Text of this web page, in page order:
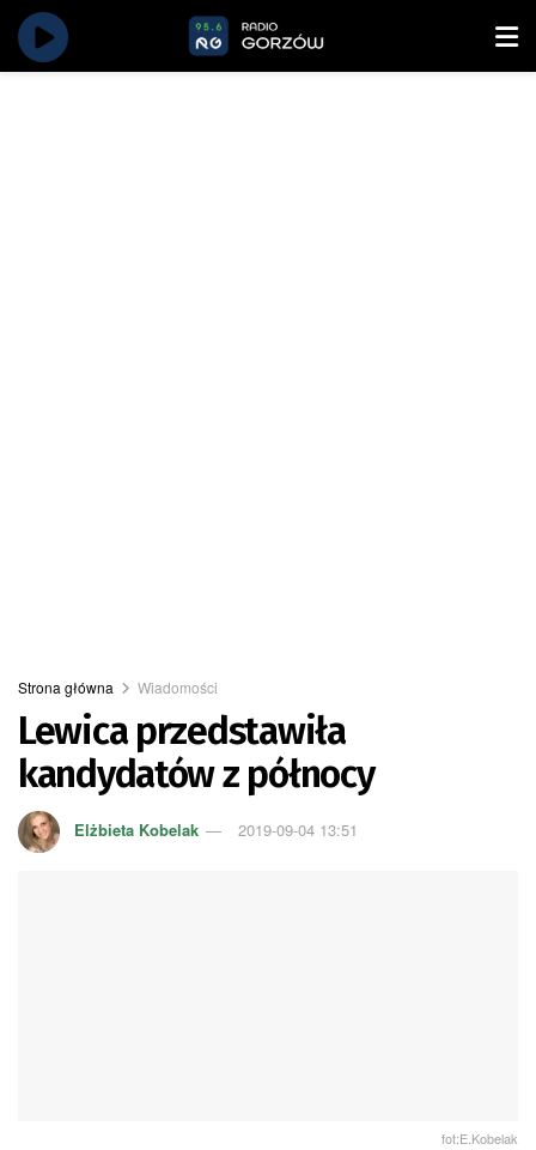
Strona główna Wiadomości
Lewica przedstawiła
kandydatów z północy
Elżbieta Kobelak 2019-09-04 13:51
fot:E.Kobelak